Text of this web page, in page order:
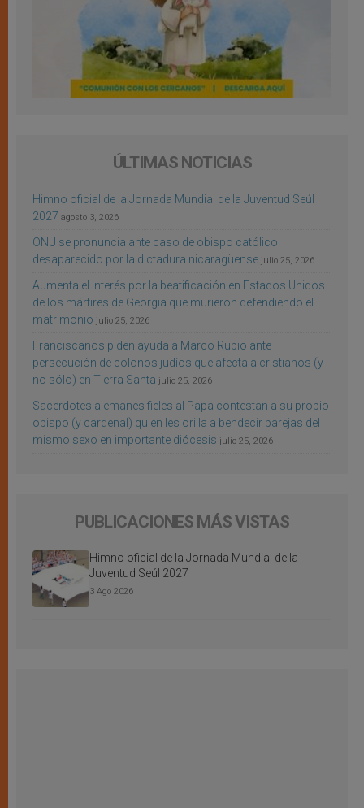
ÚLTIMAS NOTICIAS
Himno oficial de la Jornada Mundial de la Juventud Seúl
2027 agosto 3, 2026
ONU se pronuncia ante caso de obispo católico
desaparecido por la dictadura nicaragüense julio 25, 2026
Aumenta el interés por la beatificación en Estados Unidos
de los mártires de Georgia que murieron defendiendo el
matrimonio julio 25, 2026
Franciscanos piden ayuda a Marco Rubio ante
persecución de colonos judíos que afecta a cristianos (y
no sólo) en Tierra Santa julio 25, 2026
Sacerdotes alemanes fieles al Papa contestan a su propio
obispo (y cardenal) quien les orilla a bendecir parejas del
mismo sexo en importante diócesis julio 25, 2026
PUBLICACIONES MÁS VISTAS
Himno oficial de la Jornada Mundial de la
Juventud Seúl 2027
3 Ago 2026